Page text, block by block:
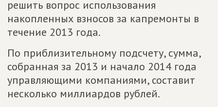
решить вопрос использования
накопленных взносов за капремонты в
течение 2013 года.
По приблизительному подсчету, сумма,
собранная за 2013 и начало 2014 года
управляющими компаниями, составит
несколько миллиардов рублей.